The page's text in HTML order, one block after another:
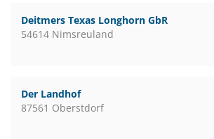
Deitmers Texas Longhorn GbR
54614 Nimsreuland
Der Landhof
87561 Oberstdorf